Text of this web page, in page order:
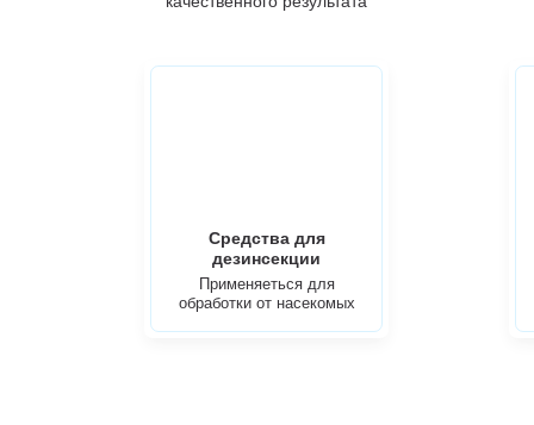
Средства для
дезинсекции
Применяеться для
обработки от насекомых